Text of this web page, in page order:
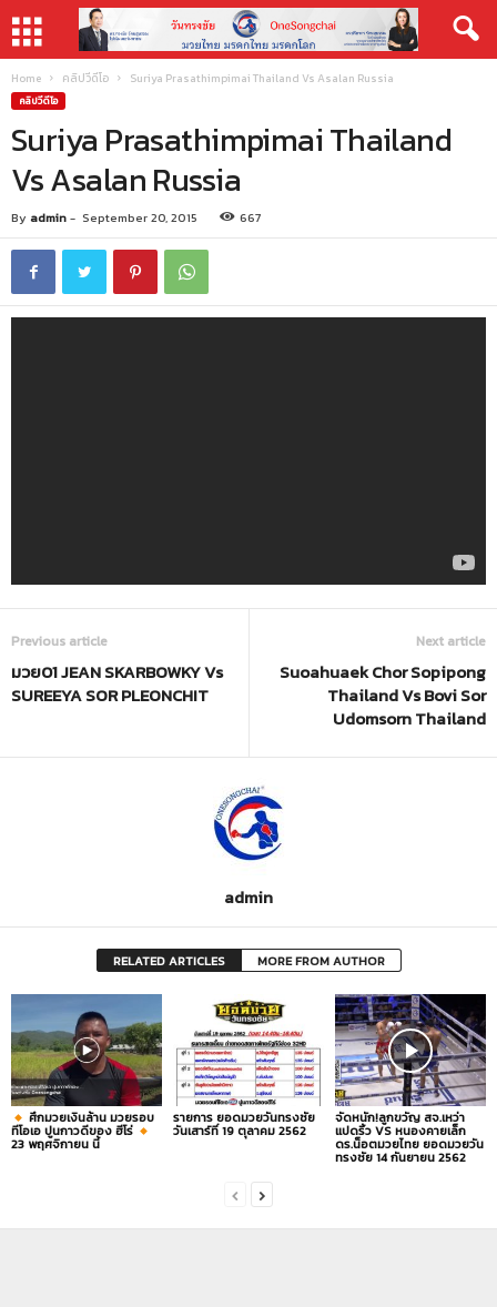
Home คลิปวีดีโอ Suriya Prasathimpimai Thailand Vs Asalan Russia
คลิปวีดีโอ
Suriya Prasathimpimai Thailand
Vs Asalan Russia
By admin- September 20, 2015 667
Previous article
มวย01 JEAN SKARBOWKY Vs
SUREEYA SOR PLEONCHIT
Next article
Suoahuaek Chor Sopipong
Thailand Vs Bovi Sor
Udomsorn Thailand
admin
RELATED ARTICLES MORE FROM AUTHOR
ศึกมวยเงินล้าน มวยรอบ
ทีโอเอ ปูนกาวดีของ ฮีโร่
23 พฤศจิกายน นี้
รายการ ยอดมวยวันทรงชัย
วันเสาร์ที่ 19 ตุลาคม 2562
จัดหนัก!ลูกขวัญ สจ.เหว่า
แปดริ้ว VS หนองคายเล็ก
ดร.น็อตมวยไทย ยอดมวยวัน
ทรงชัย 14 กันยายน 2562